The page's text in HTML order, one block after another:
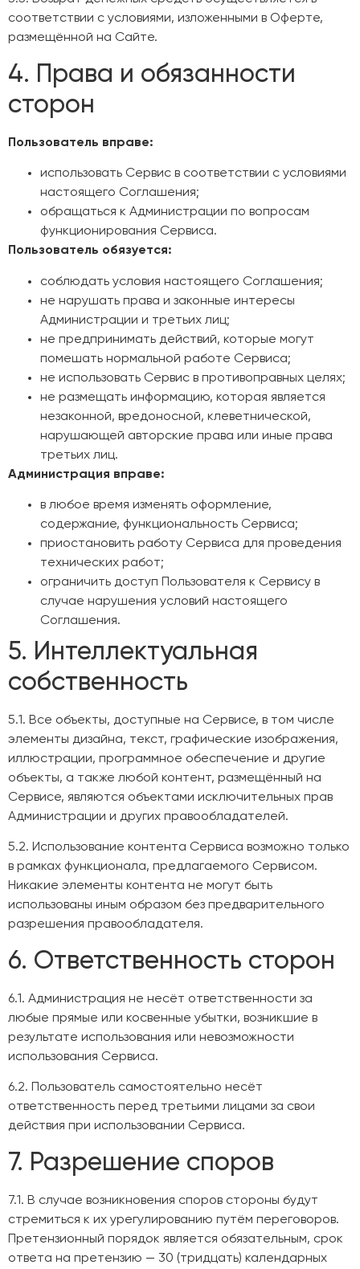
соответствии с условиями, изложенными в Оферте,
размещённой на Сайте.
4. Права и обязанности
сторон
Пользователь вправе:
использовать Сервис в соответствии с условиями
настоящего Соглашения;
обращаться к Администрации по вопросам
функционирования Сервиса.
Пользователь обязуется:
соблюдать условия настоящего Соглашения;
не нарушать права и законные интересы
Администрации и третьих лиц;
не предпринимать действий, которые могут
помешать нормальной работе Сервиса;
не использовать Сервис в противоправных целях;
не размещать информацию, которая является
незаконной, вредоносной, клеветнической,
нарушающей авторские права или иные права
третьих лиц.
Администрация вправе:
в любое время изменять оформление,
содержание, функциональность Сервиса;
приостановить работу Сервиса для проведения
технических работ;
ограничить доступ Пользователя к Сервису в
случае нарушения условий настоящего
Соглашения.
5. Интеллектуальная
собственность
5.1. Все объекты, доступные на Сервисе, в том числе
элементы дизайна, текст, графические изображения,
иллюстрации, программное обеспечение и другие
объекты, а также любой контент, размещённый на
Сервисе, являются объектами исключительных прав
Администрации и других правообладателей.
5.2. Использование контента Сервиса возможно только
в рамках функционала, предлагаемого Сервисом.
Никакие элементы контента не могут быть
использованы иным образом без предварительного
разрешения правообладателя.
6. Ответственность сторон
6.1. Администрация не несёт ответственности за
любые прямые или косвенные убытки, возникшие в
результате использования или невозможности
использования Сервиса.
6.2. Пользователь самостоятельно несёт
ответственность перед третьими лицами за свои
действия при использовании Сервиса.
7. Разрешение споров
7.1. В случае возникновения споров стороны будут
стремиться к их урегулированию путём переговоров.
Претензионный порядок является обязательным, срок
ответа на претензию — 30 (тридцать) календарных